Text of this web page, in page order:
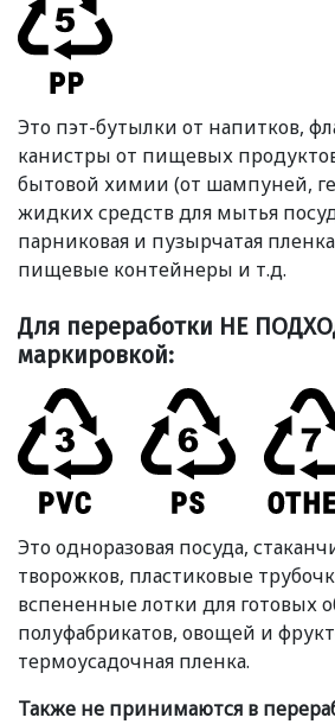
Это пэт-бутылки от напитков,
канистры от пищевых
бытовой химии (от шампуней,
жидких средств для мытья
парниковая и пузырчатая
пищевые контейнеры и т.д.
Для переработки НЕ
маркировкой:
Это одноразовая посуда,
творожков, пластиковые
вспененные лотки для готовых
полуфабрикатов, овощей и
термоусадочная пленка.
Также не принимаются в